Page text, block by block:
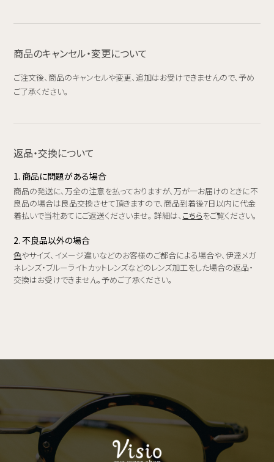
商品のキャンセル・変更について
ご注文後、商品のキャンセルや変更、追加はお受けできませんので、予め
ご了承ください。
返品・交換について
1. 商品に問題がある場合
商品の発送に、万全の注意を払っておりますが、万が一お届けのときに不
良品の場合は良品交換させて頂きますので、商品到着後7日以内に代金
着払いで当社あてにご返送くださいませ。 詳細は、 こちらをご覧ください。
2. 不良品以外の場合
色やサイズ、イメージ違いなどのお客様のご都合による場合や、伊達メガ
ネレンズ・ブルーライトカットレンズなどのレンズ加工をした場合の返品・
交換はお受けできません。予めご了承ください。